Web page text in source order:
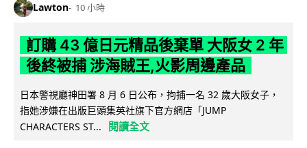
Lawton 10 小時
訂購 43 億日元精品後棄單 大阪女 2 年
後終被捕 涉海賊王,火影周邊產品
日本警視廳神田署 8 月 6 日公布，拘捕一名 32 歲大阪女子，
指她涉嫌在出版巨頭集英社旗下官方網店「JUMP
CHARACTERS ST...
閱讀全文